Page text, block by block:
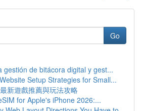
Go
gestión de bitácora digital y gest...
Setup Strategies for Small...
新遊戲推薦與玩法攻略
for Apple's iPhone 2026:...